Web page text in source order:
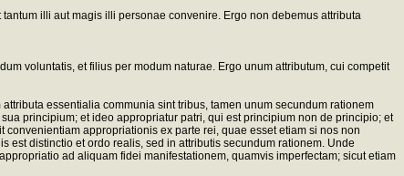
illi aut magis illi personae convenire. Ergo non debemus attributa
voluntatis, et filius per modum naturae. Ergo unum attributum, cui competit
essentialia communia sint tribus, tamen unum secundum rationem
principium; et ideo appropriatur patri, qui est principium non de principio; et
appropriationis ex parte rei, quae esset etiam si nos non
est distinctio et ordo realis, sed in attributis secundum rationem. Unde
ad aliquam fidei manifestationem, quamvis imperfectam; sicut etiam